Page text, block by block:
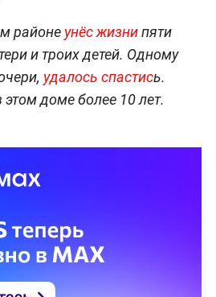
районе унёс жизнипяти
и троих детей. Одному
удалось спастись.
доме более 10 лет.